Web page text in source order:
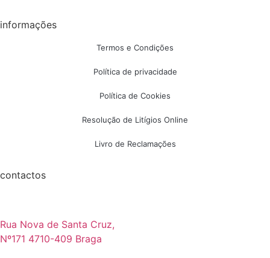
informações
Termos e Condições
Política de privacidade
Política de Cookies
Resolução de Litígios Online
Livro de Reclamações
contactos
Rua Nova de Santa Cruz,
Nº171 4710-409 Braga